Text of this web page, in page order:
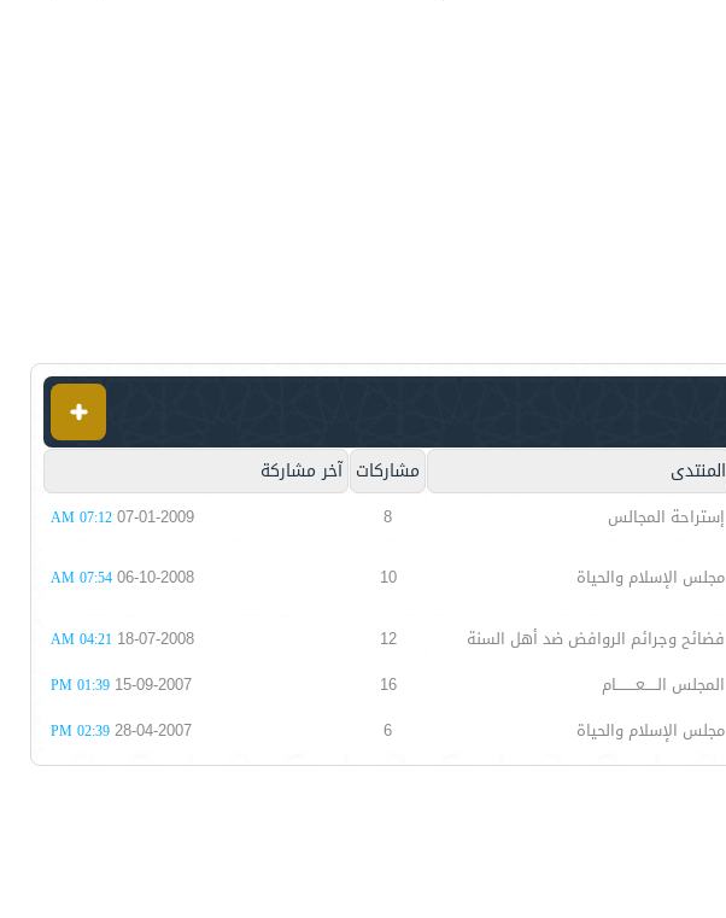
المنتدى مشاركات آخر مشاركة
إستراحة المجالس 8
07-01-2009
07:12 AM
مجلس الإسلام والحياة 10
06-10-2008
07:54 AM
فضائح وجرائم الروافض ضد أهل السنة 12
18-07-2008
04:21 AM
المجلس الـــــعــــــــام 16
15-09-2007
01:39 PM
مجلس الإسلام والحياة 6
28-04-2007
02:39 PM